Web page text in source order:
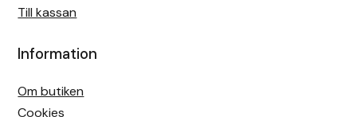
Till kassan
Information
Om butiken
Cookies